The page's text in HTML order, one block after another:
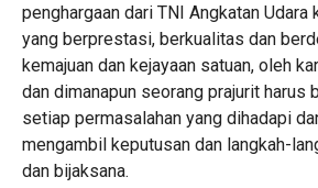
penghargaan dari TNI Angkatan Udara
yang berprestasi, berkualitas dan
kemajuan dan kejayaan satuan, oleh
dan dimanapun seorang prajurit harus
setiap permasalahan yang dihadapi
mengambil keputusan dan langkah-
dan bijaksana.